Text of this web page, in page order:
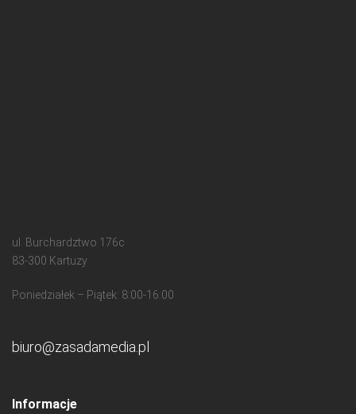
ul. Burchardztwo 176c
83-300 Kartuzy
Poniedziałek – Piątek: 8:00-16:00
biuro@zasadamedia.pl
Informacje